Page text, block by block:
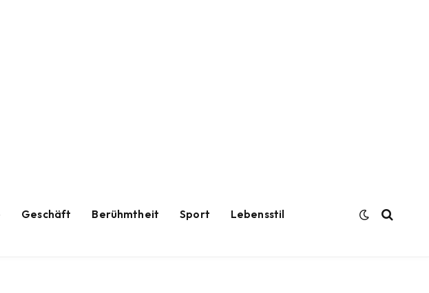
Geschäft Berühmtheit Sport Lebensstil